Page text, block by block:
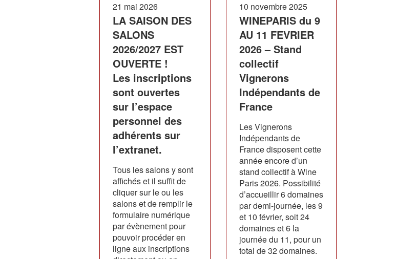
21 mai 2026
LA SAISON DES
SALONS
2026/2027 EST
OUVERTE !
Les inscriptions
sont ouvertes
sur l’espace
personnel des
adhérents sur
l’extranet.
Tous les salons y sont
affichés et il suffit de
cliquer sur le ou les
salons et de remplir le
formulaire numérique
par évènement pour
pouvoir procéder en
ligne aux inscriptions
10 novembre 2025
WINEPARIS du 9
AU 11 FEVRIER
2026 – Stand
collectif
Vignerons
Indépendants de
France
Les Vignerons
Indépendants de
France disposent cette
année encore d’un
stand collectif à Wine
Paris 2026. Possibilité
d’accueillir 6 domaines
par demi-journée, les 9
et 10 février, soit 24
domaines et 6 la
journée du 11, pour un
total de 32 domaines.